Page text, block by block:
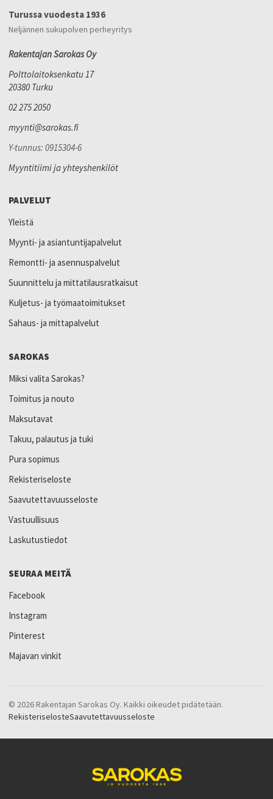
Turussa vuodesta 1936
Neljännen sukupolven perheyritys
Rakentajan Sarokas Oy
Polttolaitoksenkatu 17
20380 Turku
02 275 2050
myynti@sarokas.fi
Y-tunnus: 0915304-6
Myyntitiimi ja yhteyshenkilöt
PALVELUT
Yleistä
Myynti- ja asiantuntijapalvelut
Remontti- ja asennuspalvelut
Suunnittelu ja mittatilausratkaisut
Kuljetus- ja työmaatoimitukset
Sahaus- ja mittapalvelut
SAROKAS
Miksi valita Sarokas?
Toimitus ja nouto
Maksutavat
Takuu, palautus ja tuki
Pura sopimus
Rekisteriseloste
Saavutettavuusseloste
Vastuullisuus
Laskutustiedot
SEURAA MEITÄ
Facebook
Instagram
Pinterest
Majavan vinkit
© 2026 Rakentajan Sarokas Oy. Kaikki oikeudet pidätetään.
RekisteriselosteSaavutettavuusseloste